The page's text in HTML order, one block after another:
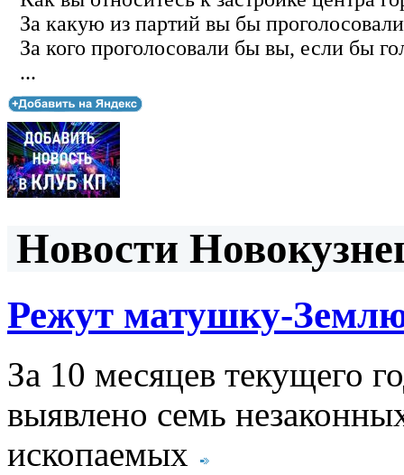
За какую из партий вы бы
За кого проголосовали бы вы, если бы
...
Новости
Режут матушку-
За 10 месяцев текущего
выявлено семь
ископаемых